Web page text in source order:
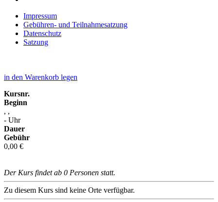
Impressum
Gebühren- und Teilnahmesatzung
Datenschutz
Satzung
in den Warenkorb legen
Kursnr.
Beginn
, ,
- Uhr
Dauer
Gebühr
0,00 €
Der Kurs findet ab 0 Personen statt.
Zu diesem Kurs sind keine Orte verfügbar.